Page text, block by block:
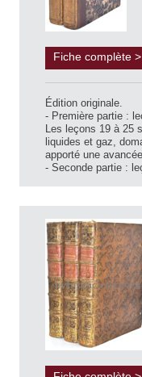
Fiche complète >
Édition originale.
- Première partie :
Les leçons 19 à 25
liquides et gaz,
apporté une
- Seconde partie :